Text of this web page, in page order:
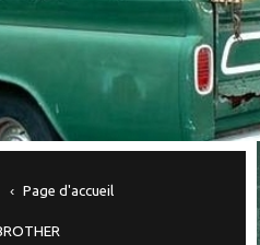
Page d'accueil